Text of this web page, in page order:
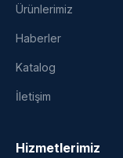
Ürünlerimiz
Haberler
Katalog
İletişim
Hizmetlerimiz